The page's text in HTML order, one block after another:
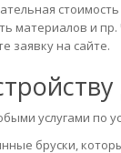
материалов и
заявку на сайте.
услугами по
бруски,